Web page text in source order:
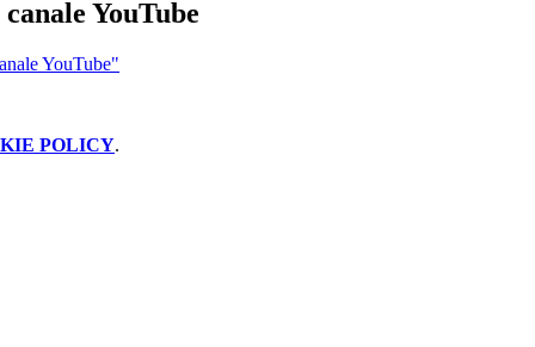
YouTube
YouTube"
POLICY.